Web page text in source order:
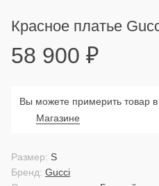
Красное платье
58 900 ₽
Вы можете примерить товар
Магазине
Бренд: Gucci
Размер: S